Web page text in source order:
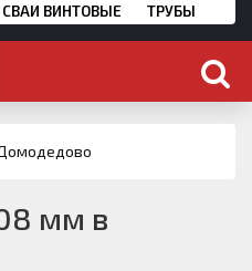
СВАИ ВИНТОВЫЕ ТРУБЫ
мм в